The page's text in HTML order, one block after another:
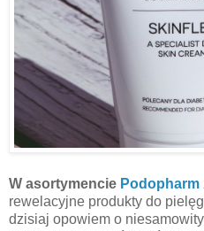
W asortymencie Podopharm
rewelacyjne produkty do
dzisiaj opowiem o